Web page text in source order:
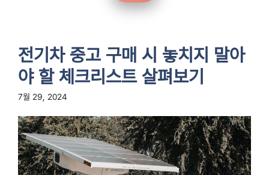
전기차 중고 구매 시 놓치지 말아
야 할 체크리스트 살펴보기
7월 29, 2024